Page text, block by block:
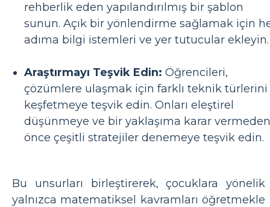
rehberlik eden yapılandırılmış bir şablon
sunun. Açık bir yönlendirme sağlamak için
adıma bilgi istemleri ve yer tutucular ekleyin.
Araştırmayı Teşvik Edin: Öğrencileri,
çözümlere ulaşmak için farklı teknik türlerini
keşfetmeye teşvik edin. Onları eleştirel
düşünmeye ve bir yaklaşıma karar vermeden
önce çeşitli stratejiler denemeye teşvik edin.
Bu unsurları birleştirerek, çocuklara yönelik
yalnızca matematiksel kavramları öğretmekle